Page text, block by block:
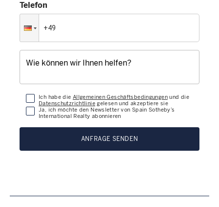
Telefon
Ich habe die Allgemeinen Geschäftsbedingungenund die
Datenschutzrichtliniegelesen und akzeptiere sie
Ja, ich möchte den Newsletter von Spain Sotheby’s
International Realty abonnieren
ANFRAGE SENDEN